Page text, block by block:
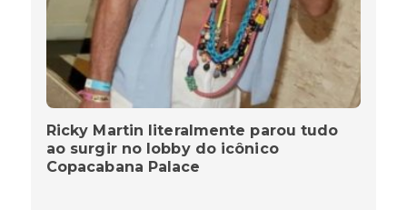
Ricky Martin literalmente parou tudo
ao surgir no lobby do icônico
Copacabana Palace